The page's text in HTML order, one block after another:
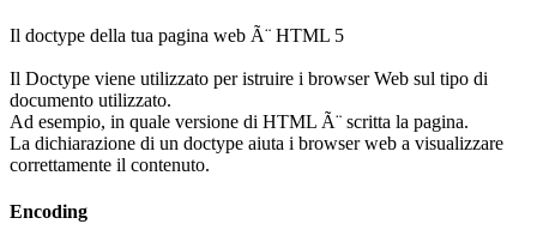
Il doctype della tua pagina web Ã¨ HTML 5
Il Doctype viene utilizzato per istruire i browser Web sul tipo di
documento utilizzato.
Ad esempio, in quale versione di HTML Ã¨ scritta la pagina.
La dichiarazione di un doctype aiuta i browser web a visualizzare
correttamente il contenuto.
Encoding